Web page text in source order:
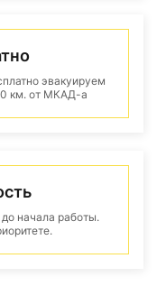
эвакуируем
км. от МКАД-а
начала работы.